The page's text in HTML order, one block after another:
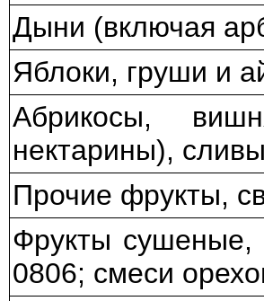
Дыни (включая
Яблоки, груши и
Абрикосы,
нектарины),
Прочие фрукты,
Фрукты сушеные,
0806; смеси